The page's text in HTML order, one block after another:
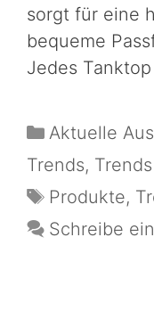
sorgt für eine
bequeme
Jedes
Aktuelle
Trends,
Produkte,
Schreibe